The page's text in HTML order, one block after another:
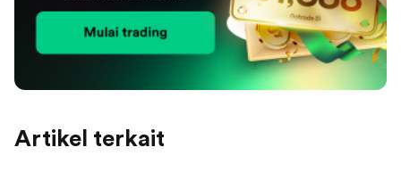
Artikel terkait